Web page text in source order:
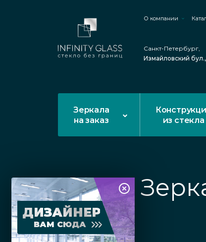
О компании
Санкт-Петербург,
Измайловский бул.,
Зеркала
на заказ
из стекла
ДИЗАЙНЕР
ВАМ СЮДА